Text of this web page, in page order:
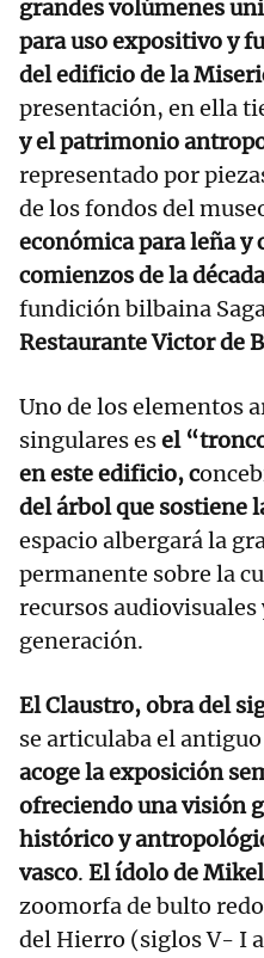
grandes volúmenes
para uso expositivo y
del edificio de la
presentación, en ella
y el patrimonio
representado por
de los fondos del
económica para leña y
comienzos de la
fundición bilbaina
Restaurante Victor de
Uno de los elementos
singulares esel
en este edificio, c
del árbol que sostiene
espacio albergará la
permanente sobre la
recursos
generación.
El Claustro, obra del
se articulaba el
acoge la exposición
ofreciendo una visión
histórico y
vasco. El ídolo de
zoomorfa de bulto
del Hierro (siglos V- I